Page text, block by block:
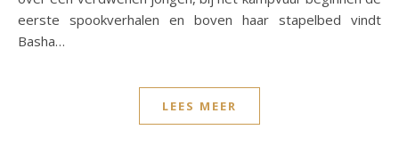
eerste spookverhalen en boven haar stapelbed vindt
Basha…
LEES MEER